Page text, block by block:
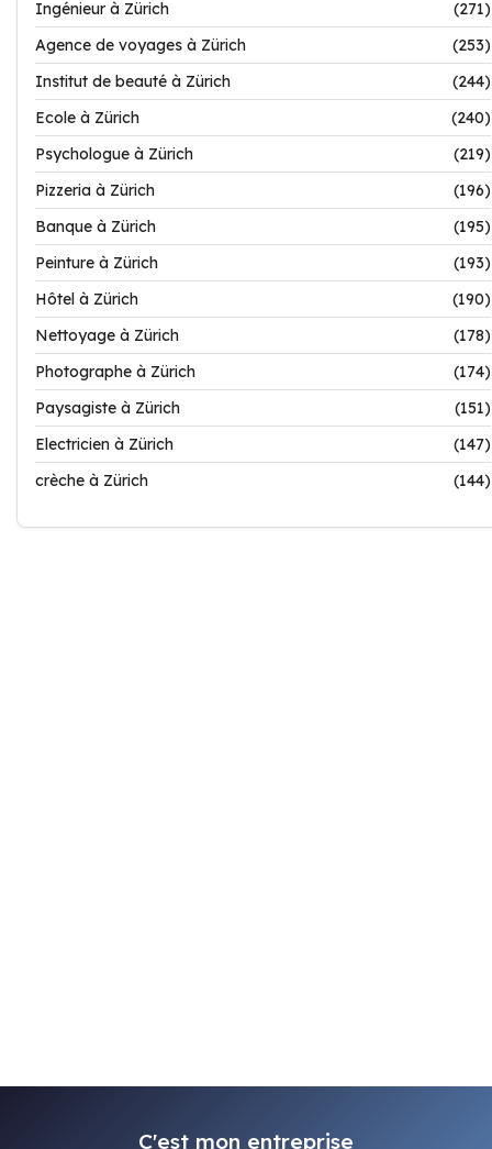
Ingénieur à Zürich
(271)
Agence de voyages à Zürich
(253)
Institut de beauté à Zürich
(244)
Ecole à Zürich
(240)
Psychologue à Zürich
(219)
Pizzeria à Zürich
(196)
Banque à Zürich
(195)
Peinture à Zürich
(193)
Hôtel à Zürich
(190)
Nettoyage à Zürich
(178)
Photographe à Zürich
(174)
Paysagiste à Zürich
(151)
Electricien à Zürich
(147)
crèche à Zürich
(144)
C'est mon entreprise